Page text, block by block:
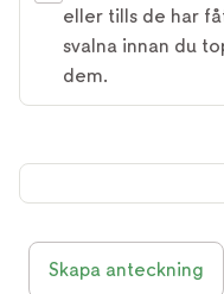
eller tills de har
svalna innan du
dem.
Skapa anteckning